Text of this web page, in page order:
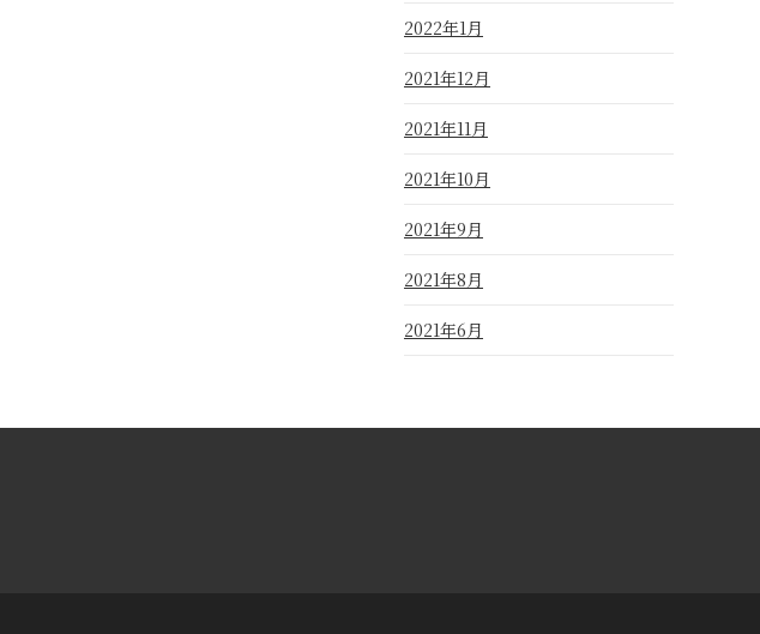
2022年1月
2021年12月
2021年11月
2021年10月
2021年9月
2021年8月
2021年6月